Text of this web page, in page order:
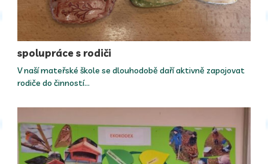
spolupráce s rodiči
V naší mateřské škole se dlouhodobě daří aktivně zapojovat
rodiče do činností…